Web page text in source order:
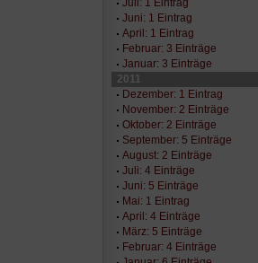
Juni: 1 Eintrag
April: 1 Eintrag
Februar: 3 Einträge
Januar: 3 Einträge
2011
Dezember: 1 Eintrag
November: 2 Einträge
Oktober: 2 Einträge
September: 5 Einträge
August: 2 Einträge
Juli: 4 Einträge
Juni: 5 Einträge
Mai: 1 Eintrag
April: 4 Einträge
März: 5 Einträge
Februar: 4 Einträge